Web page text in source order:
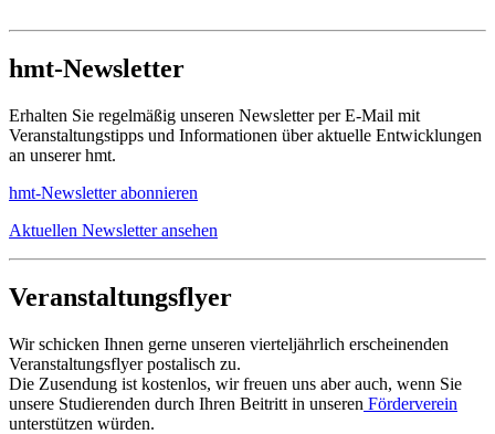
hmt-Newsletter
Erhalten Sie regelmäßig unseren Newsletter per E-Mail mit
Veranstaltungstipps und Informationen über aktuelle Entwicklungen
an unserer hmt.
hmt-Newsletter abonnieren
Aktuellen Newsletter ansehen
Veranstaltungsflyer
Wir schicken Ihnen gerne unseren vierteljährlich erscheinenden
Veranstaltungsflyer postalisch zu.
Die Zusendung ist kostenlos, wir freuen uns aber auch, wenn Sie
unsere Studierenden durch Ihren Beitritt in unseren Förderverein
unterstützen würden.